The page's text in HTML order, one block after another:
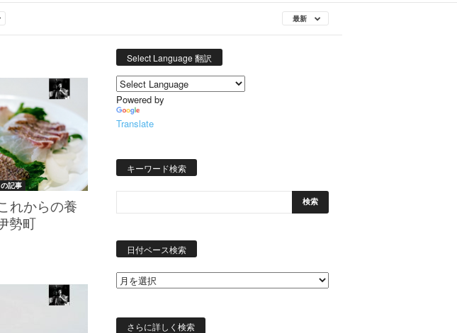
最新
記事
れからの養
勢町
Select Language 翻訳
Powered by
Translate
キーワード検索
日付ベース検索
索
さらに詳しく検索